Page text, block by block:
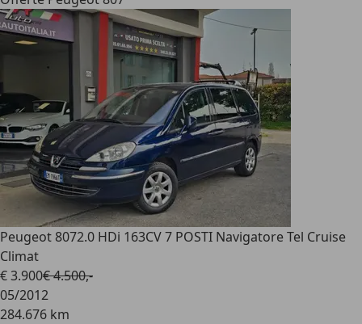
Peugeot 8072.0 HDi 163CV 7 POSTI Navigatore Tel Cruise
Climat
€ 3.900€ 4.500,-
05/2012
284.676 km